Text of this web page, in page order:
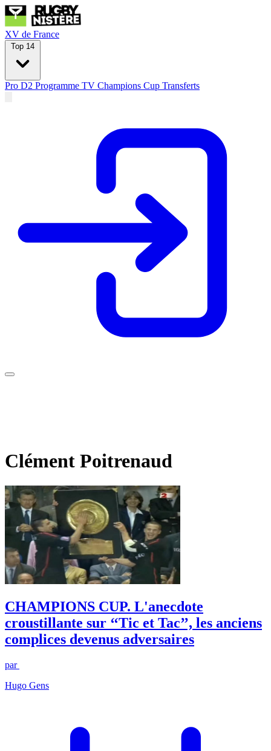
XV de France
Top 14
Pro D2 Programme TV Champions Cup Transferts
Clément Poitrenaud
CHAMPIONS CUP. L'anecdote
croustillante sur ‘‘Tic et Tac’’, les anciens
complices devenus adversaires
par
Hugo Gens